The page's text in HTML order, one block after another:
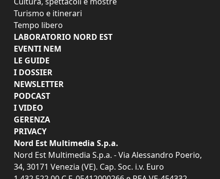
Turismo e itinerari
Tempo libero
LABORATORIO NORD EST
EVENTI NEM
LE GUIDE
I DOSSIER
NEWSLETTER
PODCAST
I VIDEO
GERENZA
PRIVACY
Nord Est Multimedia S.p.a.
Nord Est Multimedia S.p.a. - Via Alessandro Poerio,
34, 30171 Venezia (VE). Cap. Soc. i.v. Euro